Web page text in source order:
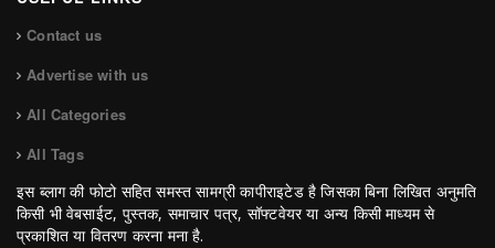
Contact us
Advertise with us
All Categories
All Tags
इस ब्लाग की फोटो सहित समस्त सामग्री कापीराइटेड है जिसका बिना लिखित अनुमति
किसी भी वेबसाईट, पुस्तक, समाचार पत्र, सॉफ्टवेयर या अन्य किसी माध्यम से
प्रकाशित या वितरण करना मना है.